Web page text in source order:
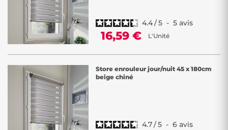
4.4/5 - 5 avis
16,59 € L'Unité
Store enrouleur jour/nuit 45 x 180cm
beige chiné
4.7/5 - 6 avis